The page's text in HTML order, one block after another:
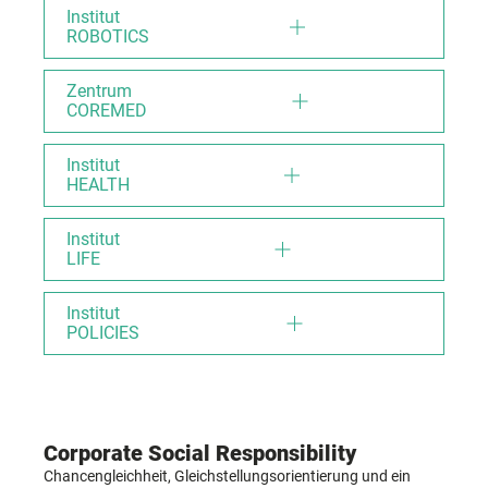
Institut
ROBOTICS
Zentrum
COREMED
Institut
HEALTH
Institut
LIFE
Institut
POLICIES
Corporate Social Responsibility
Chancengleichheit, Gleichstellungsorientierung und ein